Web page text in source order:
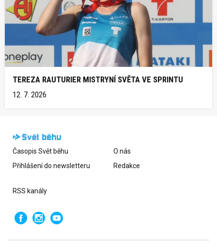
TEREZA RAUTURIER MISTRYNÍ SVĚTA VE SPRINTU
12. 7. 2026
Časopis Svět běhu
Přihlášení do newsletteru
O nás
Redakce
RSS kanály